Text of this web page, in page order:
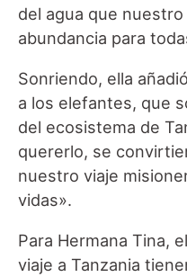
del agua que
abundancia para
Sonriendo, ella
a los elefantes, que
del ecosistema de
quererlo, se
nuestro viaje
vidas».
Para Hermana Tina,
viaje a Tanzania